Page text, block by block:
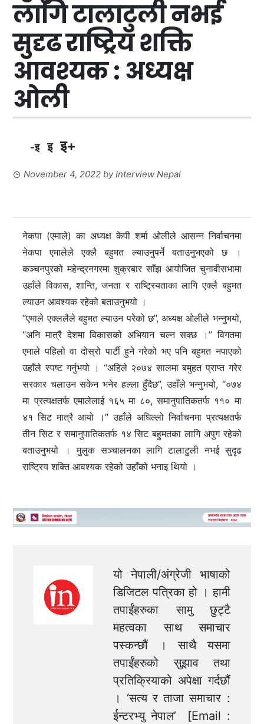
लागि टालाटुली नभई
सुदृढ राष्ट्रिय शक्ति
आवश्यक : अध्यक्ष
ओली
-इ इ इ+
November 4, 2022 byInterview Nepal
नेकपा (एमाले) का अध्यक्ष केपी शर्मा ओलीले आसन्न निर्वाचनमा
नेकपा एमालेले एक्लै बहुमत ल्याउनुपर्ने बताउनुभएको छ ।
कञ्चनपुरको महेन्द्रनगरमा शुक्रबार साँझ आयोजित चुनावीसभामा
उहाँले विकास, शान्ति, जनता र राष्ट्रियताका लागि एक्लै बहुमत
ल्याउन आवश्यक रहेको बताउनुभयो ।
“एमाले एक्ललैले बहुमत ल्याउन परेको छ”, अध्यक्ष ओलीले भन्नुभयो,
“अनि मात्रै देशमा विकासको अभियान चल्न सक्छ ।” विगतमा
एमाले पहिलो वा दोस्रो पार्टी हुने गरेको भए पनि बहुमत नपाएको
उहाँले स्पष्ट गर्नुभयो । “अहिले २०७४ सालमा बमुहत प्राप्त गरेर
सरकार चलाउन सकेन भनेर हल्ला हुँदैछ”, उहाँले भन्नुभयो, “०७४
मा प्रत्यक्षतर्फ एमालेलाई १६५ मा ८०, समानुपातिकतर्फ ११० मा
४१ सिट मात्रै आयो ।” उहाँले अघिल्लो निर्वाचनमा प्रत्यक्षतर्फ
तीन सिट र समानुपातिकतर्फ १४ सिट बहुमतका लागि अपुग रहेको
बताउनुभयो । मुलुक सञ्चालनका लागि टालाटुली नभई सुदृढ
राष्ट्रिय शक्ति आवश्यक रहेको उहाँको भनाइ थियो ।
यो नेपाली/अंग्रेजी भाषाको
डिजिटल पत्रिका हो । हामी
तपाईंहरुका सामु छुट्टै
महत्वका साथ समाचार
पस्कन्छौं । साथै यसमा
तपाईंहरुको सुझाव तथा
प्रतिक्रियाको अपेक्षा गर्दछौं
। ‘सत्य र ताजा समाचार :
ईन्टरभ्यु नेपाल’ [Email :